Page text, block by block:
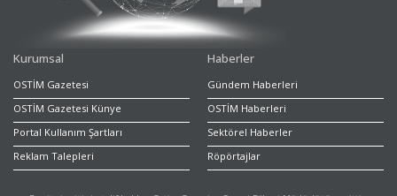
Kurumsal
OSTİM Gazetesi
OSTİM Gazetesi Künye
Portal Kullanım Şartları
Reklam Talepleri
Haberler
Gündem Haberleri
OSTİM Haberleri
Sektörel Haberler
Röpörtajlar